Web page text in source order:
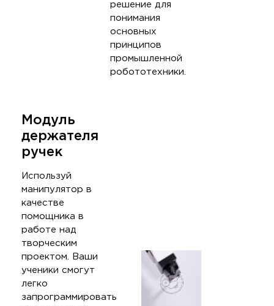
решение для
понимания
основных
принципов
промышленной
робототехники.
Модуль
держателя
ручек
Используй
манипулятор в
качестве
помощника в
работе над
творческим
проектом. Ваши
ученики смогут
легко
запрограммировать